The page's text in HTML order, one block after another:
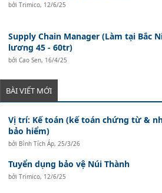
bởi Trimico, 12/6/25
Supply Chain Manager (Làm tại Bắc
lương 45 - 60tr)
bởi Cao Sen, 16/4/25
BÀI VIẾT MỚI
Vị trí: Kế toán (kế toán chứng từ &
bảo hiểm)
bởi Bình Tích Áp, 25/3/26
Tuyển dụng bảo vệ Núi Thành
bởi Trimico, 12/6/25